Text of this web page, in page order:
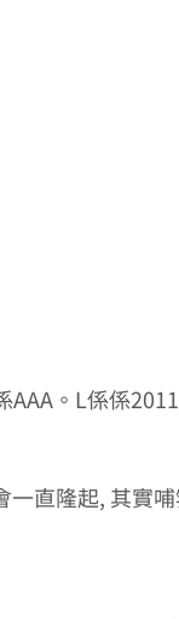
AAA。L係係
一直隆起, 其實